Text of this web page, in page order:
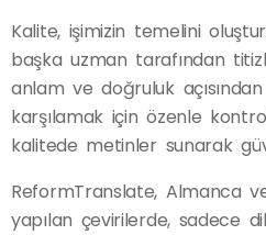
Kalite, işimizin temelini
başka uzman tarafından
anlam ve doğruluk
karşılamak için özenle
kalitede metinler sunarak
ReformTranslate, Almanca
yapılan çevirilerde, sadece